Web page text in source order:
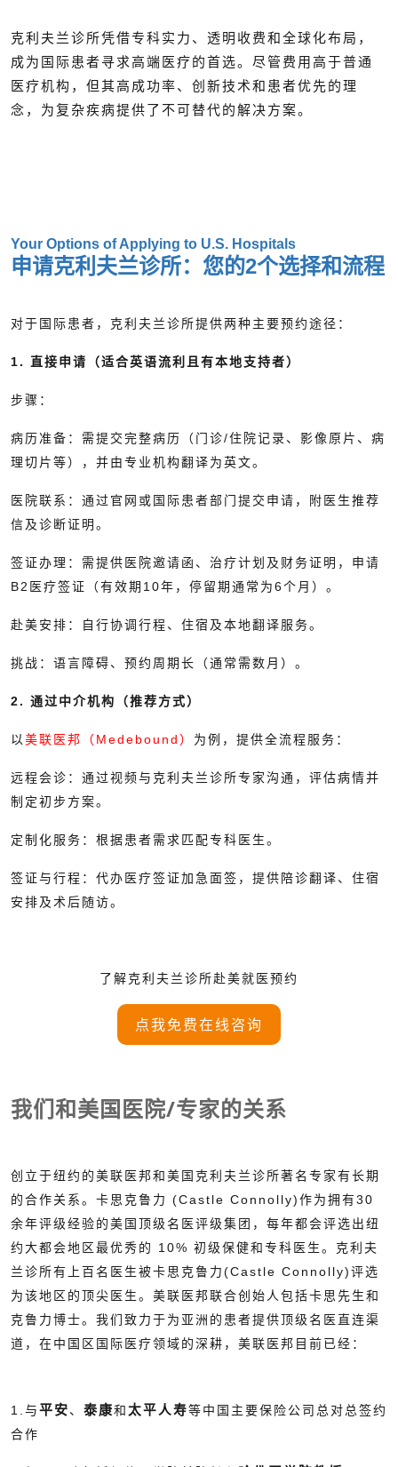
克利夫兰诊所凭借专科实力、透明收费和全球化布局，
成为国际患者寻求高端医疗的首选。尽管费用高于普通
医疗机构，但其高成功率、创新技术和患者优先的理
念，为复杂疾病提供了不可替代的解决方案。
Your Options of Applying to U.S. Hospitals
申请克利夫兰诊所：您的2个选择和流程
对于国际患者，克利夫兰诊所提供两种主要预约途径：
1. 直接申请（适合英语流利且有本地支持者）
步骤：
病历准备：需提交完整病历（门诊/住院记录、影像原片、病
理切片等），并由专业机构翻译为英文。
医院联系：通过官网或国际患者部门提交申请，附医生推荐
信及诊断证明。
签证办理：需提供医院邀请函、治疗计划及财务证明，申请
B2医疗签证（有效期10年，停留期通常为6个月）。
赴美安排：自行协调行程、住宿及本地翻译服务。
挑战：语言障碍、预约周期长（通常需数月）。
2. 通过中介机构（推荐方式）
以 美联医邦（Medebound） 为例，提供全流程服务：
远程会诊：通过视频与克利夫兰诊所专家沟通，评估病情并
制定初步方案。
定制化服务：根据患者需求匹配专科医生。
签证与行程：代办医疗签证加急面签，提供陪诊翻译、住宿
安排及术后随访。
了解克利夫兰诊所赴美就医预约
点我免费在线咨询
我们和美国医院/专家的关系
创立于纽约的美联医邦和美国克利夫兰诊所著名专家有长期
的合作关系。卡思克鲁力 (Castle Connolly)作为拥有30
余年评级经验的美国顶级名医评级集团，每年都会评选出纽
约大都会地区最优秀的 10% 初级保健和专科医生。 克利夫
兰诊所有上百名医生被卡思克鲁力(Castle Connolly)评选
为该地区的顶尖医生。美联医邦联合创始人包括卡思先生和
克鲁力博士。我们致力于为亚洲的患者提供顶级名医直连渠
道，在中国区国际医疗领域的深耕，美联医邦目前已经：
1.与平安、 泰康和太平人寿等中国主要保险公司总对总签约
合作